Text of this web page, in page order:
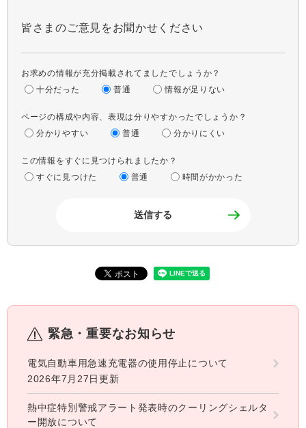
皆さまのご意見をお聞かせください
お求めの情報が充分掲載されてましたでしょうか？
十分だった
普通 情報が足りない
ページの構成や内容、表現は分りやすかったでしょうか？
分かりやすい
普通 分かりにくい
この情報をすぐに見つけられましたか？
すぐに見つけた
普通 時間がかかった
緊急・重要なお知らせ
電気自動車用急速充電器の使用停止について
2026年7月27日更新
熱中症特別警戒アラート発表時のクーリングシェルタ
ー開放について